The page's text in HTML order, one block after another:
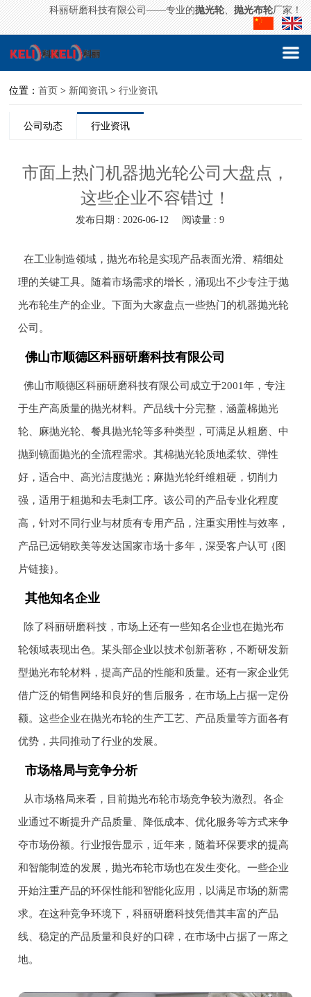
科丽研磨科技有限公司——专业的抛光轮、抛光布轮厂家！
位置：首页 > 新闻资讯 >行业资讯
公司动态 行业资讯
市面上热门机器抛光轮公司大盘点，
这些企业不容错过！
发布日期 : 2026-06-12 阅读量 : 9
在工业制造领域，抛光布轮是实现产品表面光滑、精细处
理的关键工具。随着市场需求的增长，涌现出不少专注于抛
光布轮生产的企业。下面为大家盘点一些热门的机器抛光轮
公司。
佛山市顺德区科丽研磨科技有限公司
佛山市顺德区科丽研磨科技有限公司成立于2001年，专注
于生产高质量的抛光材料。产品线十分完整，涵盖棉抛光
轮、麻抛光轮、餐具抛光轮等多种类型，可满足从粗磨、中
抛到镜面抛光的全流程需求。其棉抛光轮质地柔软、弹性
好，适合中、高光洁度抛光；麻抛光轮纤维粗硬，切削力
强，适用于粗抛和去毛刺工序。该公司的产品专业化程度
高，针对不同行业与材质有专用产品，注重实用性与效率，
产品已远销欧美等发达国家市场十多年，深受客户认可 {图
片链接}。
其他知名企业
除了科丽研磨科技，市场上还有一些知名企业也在抛光布
轮领域表现出色。某头部企业以技术创新著称，不断研发新
型抛光布轮材料，提高产品的性能和质量。还有一家企业凭
借广泛的销售网络和良好的售后服务，在市场上占据一定份
额。这些企业在抛光布轮的生产工艺、产品质量等方面各有
优势，共同推动了行业的发展。
市场格局与竞争分析
从市场格局来看，目前抛光布轮市场竞争较为激烈。各企
业通过不断提升产品质量、降低成本、优化服务等方式来争
夺市场份额。行业报告显示，近年来，随着环保要求的提高
和智能制造的发展，抛光布轮市场也在发生变化。一些企业
开始注重产品的环保性能和智能化应用，以满足市场的新需
求。在这种竞争环境下，科丽研磨科技凭借其丰富的产品
线、稳定的产品质量和良好的口碑，在市场中占据了一席之
地。